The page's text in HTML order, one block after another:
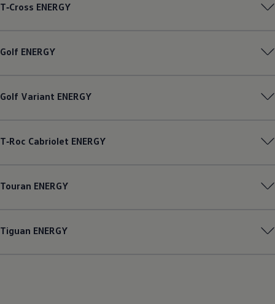
T‑Cross ENERGY
Golf ENERGY
Golf Variant ENERGY
T‑Roc Cabriolet ENERGY
Touran ENERGY
Tiguan ENERGY